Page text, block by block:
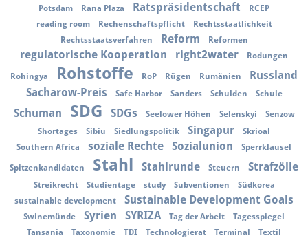
Potsdam
Rana Plaza Ratspräsidentschaft
RCEP
reading room
Rechenschaftspflicht
Rechtsstaatlichkeit
Rechtsstaatsverfahren
Reform Reformen
regulatorische Kooperation right2water Rodungen
Rohingya Rohstoffe RoP Rügen Rumänien
Russland
Sacharow-Preis
Safe Harbor Sanders Schulden Schule
Schuman SDG SDGs Seelower Höhen Selenskyi
Senzow
Shortages
Sibiu Siedlungspolitik Singapur
Skrioal
Southern Africa
soziale Rechte Sozialunion Sperrklausel
Spitzenkandidaten Stahl Stahlrunde Steuern Strafzölle
Streikrecht Studientage study Subventionen
Südkorea
sustainable development
Sustainable Development Goals
Swinemünde Syrien SYRIZA Tag der Arbeit
Tagesspiegel
Tansania
Taxonomie TDI Technologierat Terminal Textil